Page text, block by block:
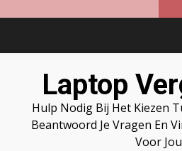
Laptop
Hulp Nodig Bij Het Kiezen
Beantwoord Je Vragen En
Voor Jou